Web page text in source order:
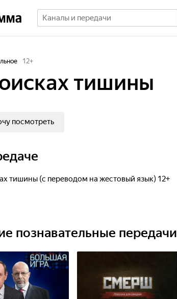
12+
тишины
посмотреть
тишины (с переводом на жестовый язык) 12+
познавательные передачи